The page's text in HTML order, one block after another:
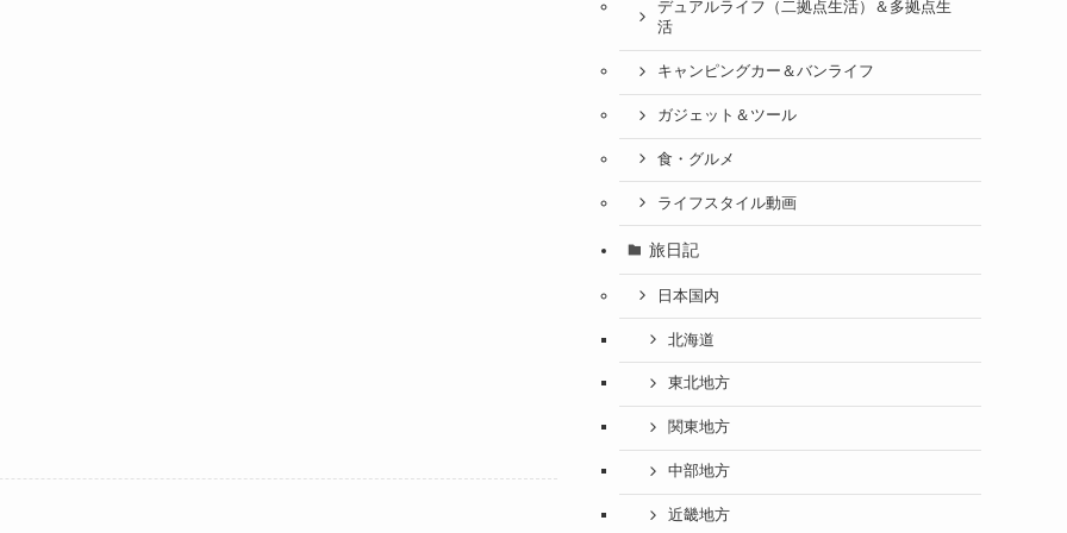
デュアルライフ（二拠点生活）＆多拠点生
活
キャンピングカー＆バンライフ
ガジェット＆ツール
食・グルメ
ライフスタイル動画
旅日記
日本国内
北海道
東北地方
関東地方
中部地方
近畿地方